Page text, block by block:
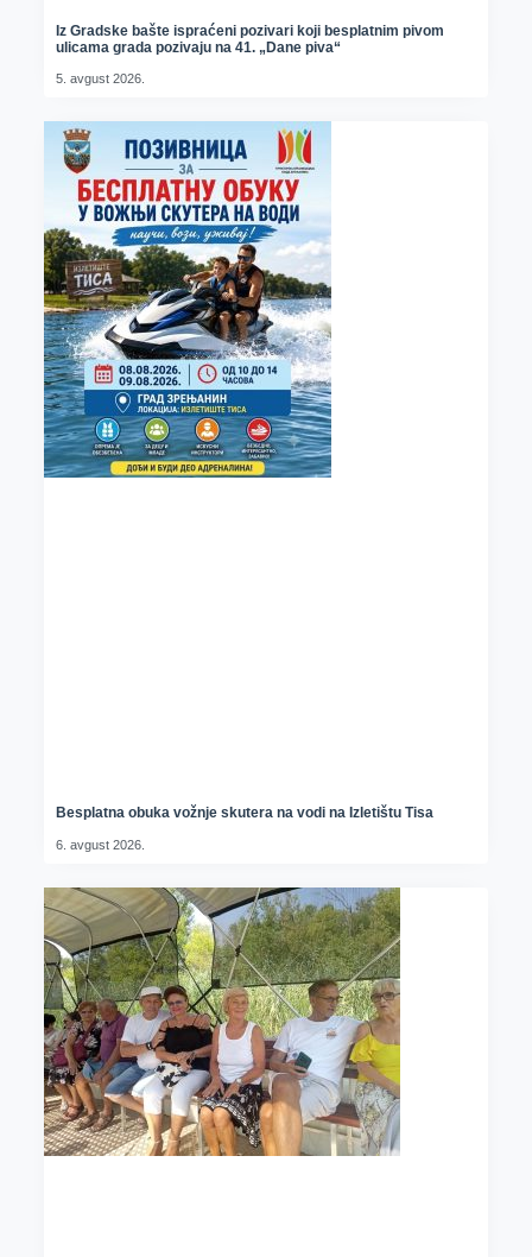
Iz Gradske bašte ispraćeni pozivari koji besplatnim pivom
ulicama grada pozivaju na 41. „Dane piva“
5. avgust 2026.
Besplatna obuka vožnje skutera na vodi na Izletištu Tisa
6. avgust 2026.